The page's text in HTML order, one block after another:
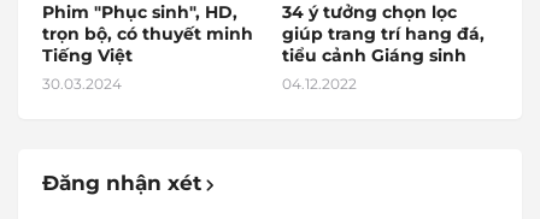
Phim "Phục sinh", HD,
trọn bộ, có thuyết minh
Tiếng Việt
30.03.2024
34 ý tưởng chọn lọc
giúp trang trí hang đá,
tiểu cảnh Giáng sinh
04.12.2022
Đăng nhận xét